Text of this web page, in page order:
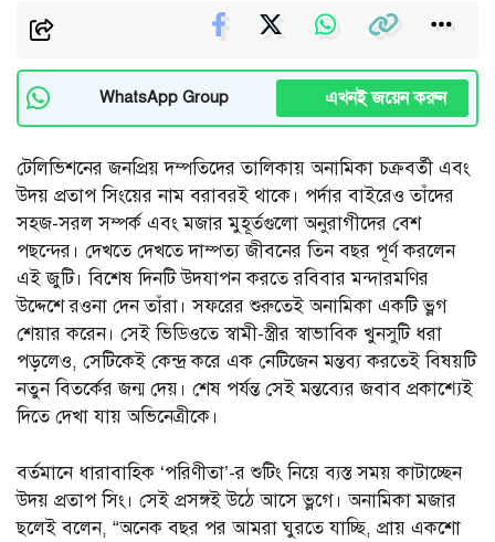
WhatsApp Group এখনই জয়েন করুন
টেলিভিশনের জনপ্রিয় দম্পতিদের তালিকায় অনামিকা চক্রবর্তী এবং
উদয় প্রতাপ সিংয়ের নাম বরাবরই থাকে। পর্দার বাইরেও তাঁদের
সহজ-সরল সম্পর্ক এবং মজার মুহূর্তগুলো অনুরাগীদের বেশ
পছন্দের। দেখতে দেখতে দাম্পত্য জীবনের তিন বছর পূর্ণ করলেন
এই জুটি। বিশেষ দিনটি উদযাপন করতে রবিবার মন্দারমণির
উদ্দেশে রওনা দেন তাঁরা। সফরের শুরুতেই অনামিকা একটি ভ্লগ
শেয়ার করেন। সেই ভিডিওতে স্বামী-স্ত্রীর স্বাভাবিক খুনসুটি ধরা
পড়লেও, সেটিকেই কেন্দ্র করে এক নেটিজেন মন্তব্য করতেই বিষয়টি
নতুন বিতর্কের জন্ম দেয়। শেষ পর্যন্ত সেই মন্তব্যের জবাব প্রকাশ্যেই
দিতে দেখা যায় অভিনেত্রীকে।
বর্তমানে ধারাবাহিক ‘পরিণীতা’-র শুটিং নিয়ে ব্যস্ত সময় কাটাচ্ছেন
উদয় প্রতাপ সিং। সেই প্রসঙ্গই উঠে আসে ভ্লগে। অনামিকা মজার
ছলেই বলেন, “অনেক বছর পর আমরা ঘুরতে যাচ্ছি, প্রায় একশো